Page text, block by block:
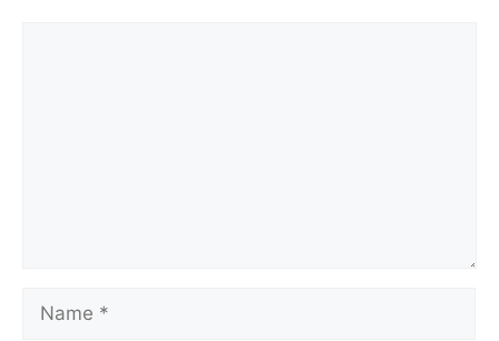
Name